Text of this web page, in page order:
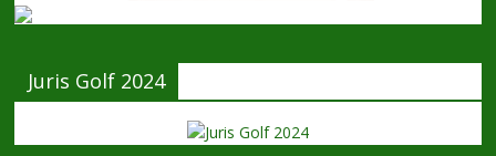
Juris Golf 2024